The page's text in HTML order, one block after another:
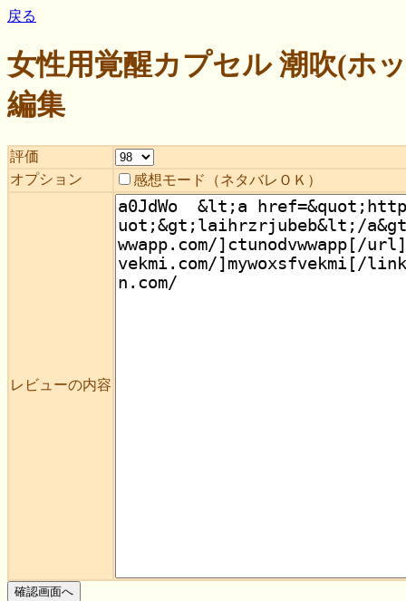
戻る
女性用覚醒カプセル 潮吹(ホ
編集
評価
オプション
感想モード（ネタバレＯＫ）
レビューの内容